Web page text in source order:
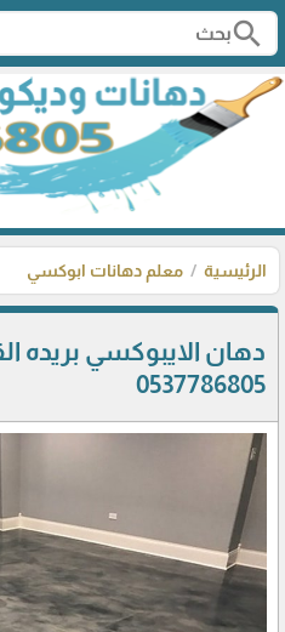
search
الرئيسية معلم دهانات ابوكسي
دهان الايبوكسي بريده
0537786805